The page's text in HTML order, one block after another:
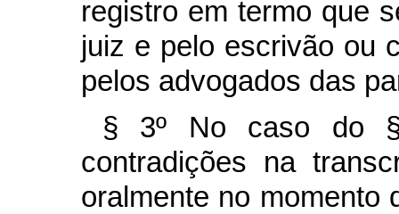
registro em termo que
juiz e pelo escrivão ou
pelos advogados das
§ 3º No caso do §
contradições na
oralmente no momento